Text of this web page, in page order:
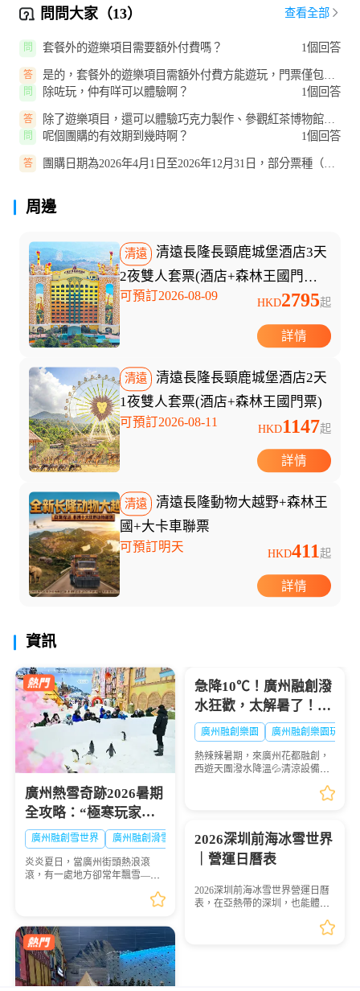
問問大家（13） 查看全部
問 套餐外的遊樂項目需要額外付費嗎？ 1個回答
答
是的，套餐外的遊樂項目需額外付費方能遊玩，門票僅包含
指定項目。
問 除咗玩，仲有咩可以體驗啊？ 1個回答
答
除了遊樂項目，還可以體驗巧克力製作、參觀紅茶博物館、
在紅旗茶廠體驗採茶研學，11月...
問 呢個團購的有效期到幾時啊？ 1個回答
答
團購日期為2026年4月1日至2026年12月31日，部分票種（如
周邊
清遠
清遠長隆長頸鹿城堡酒店3天
2夜雙人套票(酒店+森林王國門票
+溫泉樂園+早餐+晚餐)
可預訂2026-08-09 HKD2795起
詳情
清遠
清遠長隆長頸鹿城堡酒店2天
1夜雙人套票(酒店+森林王國門票)
可預訂2026-08-11 HKD1147起
詳情
清遠
清遠長隆動物大越野+森林王
國+大卡車聯票
可預訂明天 HKD411起
詳情
資訊
廣州熱雪奇跡2026暑期
全攻略：“極寒玩家
Online”盛大啟幕，-6℃
解鎖最酷夏天
廣州融創雪世界 廣州融創滑雪票
炎炎夏日，當廣州街頭熱浪滾
滾，有一處地方卻常年飄雪——
界）正以-4℃至-6℃的恒溫，為
暑體驗。2026年7月9日，...
假期，讓你的暑假不再千...
急降10℃！廣州融創潑
水狂歡，太解暑了！🔥
大暑熱到融化？
廣州融創樂園 廣州融創樂園玩水
熱辣辣暑期，來廣州花都融創，
西遊天團潑水降溫💦清涼設備暢
2026深圳前海冰雪世界
｜營運日曆表
2026深圳前海冰雪世界營運日曆
表，在亞熱帶的深圳，也能體驗
圳前海華發冰雪世界（又稱深圳